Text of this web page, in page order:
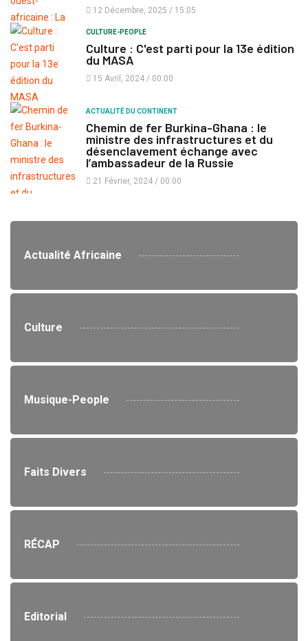
12 Décembre, 2025 / 15:05
CULTURE-PEOPLE
Culture : C'est parti pour la 13e édition
du MASA
15 Avril, 2024 / 00:00
ACTUALITÉ DU CONTINENT
Chemin de fer Burkina-Ghana : le
ministre des infrastructures et du
désenclavement échange avec
l’ambassadeur de la Russie
21 Février, 2024 / 00:00
Actualité Africaine
Culture
Musique-People
Faits Divers
RÉCAP
Editorial